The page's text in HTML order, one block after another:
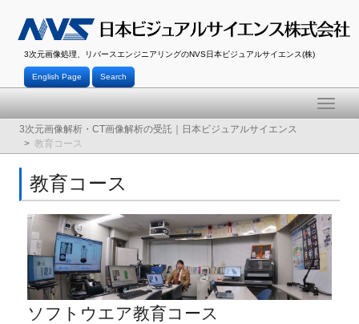
3次元画像処理、リバースエンジニアリングのNVS日本ビジュアルサイエンス(株)
English Page Search
Toggle
3次元画像解析・CT画像解析の受託｜日本ビジュアルサイエンス
教育コース
教育コース
ソフトウエア教育コース